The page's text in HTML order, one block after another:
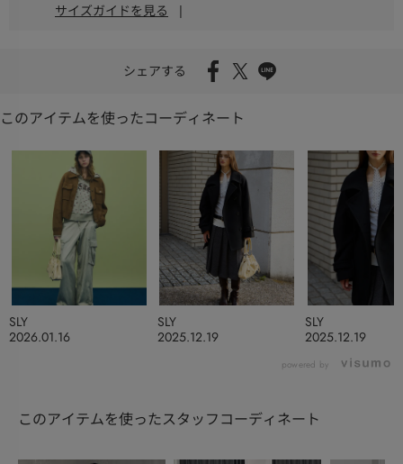
サイズガイドを見る |
シェアする
このアイテムを使ったコーディネート
2026.01.16
SLY
2025.12.19
SLY
2025.12.19
SLY
powered by
このアイテムを使ったスタッフコーディネート